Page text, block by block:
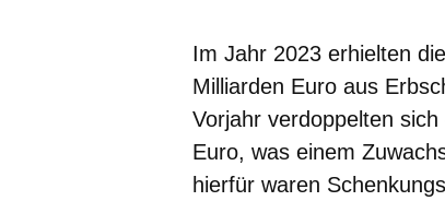
Im Jahr 2023 erhielten
Milliarden Euro aus
Vorjahr verdoppelten
Euro, was einem
hierfür waren